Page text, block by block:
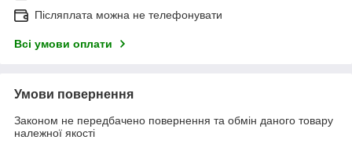
Післяплата можна не телефонувати
Всі умови оплати
Умови повернення
Законом не передбачено повернення та обмін даного товару
належної якості